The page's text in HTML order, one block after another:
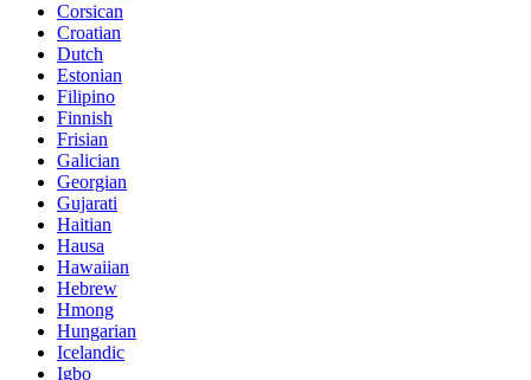
Corsican
Croatian
Dutch
Estonian
Filipino
Finnish
Frisian
Galician
Georgian
Gujarati
Haitian
Hausa
Hawaiian
Hebrew
Hmong
Hungarian
Icelandic
Igbo